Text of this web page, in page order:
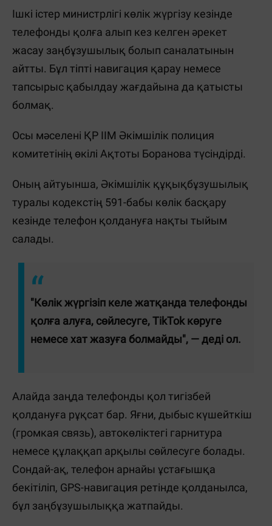
Ішкі істер министрлігі көлік жүргізу кезінде
телефонды қолға алып кез келген әрекет
жасау заңбұзушылық болып саналатынын
айтты. Бұл тіпті навигация қарау немесе
тапсырыс қабылдау жағдайына да қатысты
болмақ.
Осы мәселені ҚР ІІМ Әкімшілік полиция
комитетінің өкілі Ақтоты Боранова түсіндірді.
Оның айтуынша, Әкімшілік құқықбұзушылық
туралы кодекстің 591-бабы көлік басқару
кезінде телефон қолдануға нақты тыйым
салады.
"Көлік жүргізіп келе жатқанда телефонды
қолға алуға, сөйлесуге, TikTok көруге
немесе хат жазуға болмайды", — деді ол.
Алайда заңда телефонды қол тигізбей
қолдануға рұқсат бар. Яғни, дыбыс күшейткіш
(громкая связь), автокөліктегі гарнитура
немесе құлаққап арқылы сөйлесуге болады.
Сондай-ақ, телефон арнайы ұстағышқа
бекітіліп, GPS-навигация ретінде қолданылса,
бұл заңбұзушылыққа жатпайды.